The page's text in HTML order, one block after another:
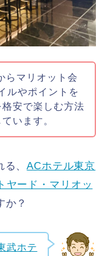
らマリオット会
ルやポイントを
安で楽しむ方法
います。
る、ACホテル東京
ヤード・マリオッ
か？
武ホテ